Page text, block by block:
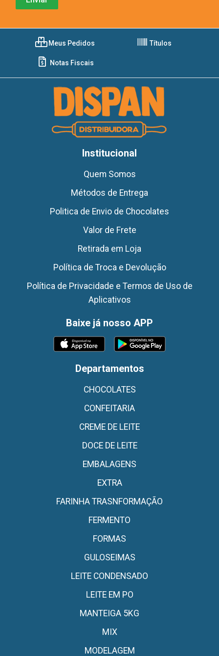
Meus Pedidos Títulos
Notas Fiscais
Institucional
Quem Somos
Métodos de Entrega
Politica de Envio de Chocolates
Valor de Frete
Retirada em Loja
Política de Troca e Devolução
Política de Privacidade e Termos de Uso de
Aplicativos
Baixe já nosso APP
Departamentos
CHOCOLATES
CONFEITARIA
CREME DE LEITE
DOCE DE LEITE
EMBALAGENS
EXTRA
FARINHA TRASNFORMAÇÃO
FERMENTO
FORMAS
GULOSEIMAS
LEITE CONDENSADO
LEITE EM PO
MANTEIGA 5KG
MIX
MODELAGEM